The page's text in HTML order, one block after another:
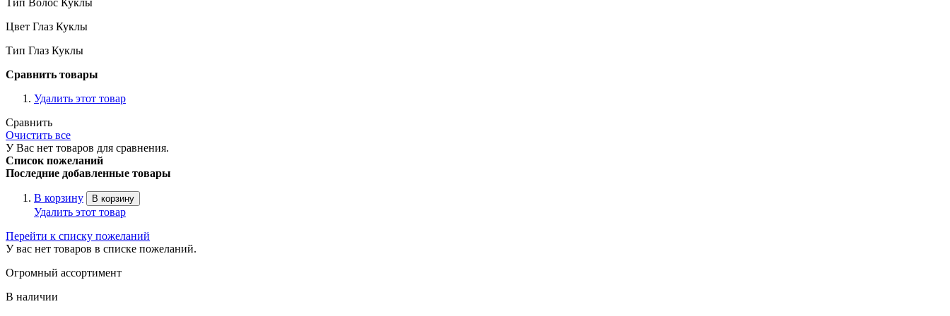
Цвет Глаз Куклы
Тип Глаз Куклы
Сравнить товары
Удалить этот товар
Сравнить
Очистить все
У Вас нет товаров для сравнения.
Список пожеланий
Последние добавленные товары
В корзину В корзину
Удалить этот товар
Перейти к списку пожеланий
У вас нет товаров в списке пожеланий.
Огромный ассортимент
В наличии